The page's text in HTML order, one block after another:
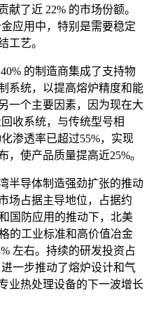
了近 22% 的市场份额。
应用中，特别是需要稳定
工艺。
的制造商集成了支持物
系统，以提高熔炉精度和能
一个主要因素，因为现在大
收系统，与传统型号相
渗透率已超过55%，实现
使产品质量提高近25%。
半导体制造强劲扩张的推动
场占据主导地位，占据约
国防应用的推动下，北美
的工业标准和高价值冶金
左右。持续的研发投资占
一步推动了熔炉设计和气
业热处理设备的下一波增长